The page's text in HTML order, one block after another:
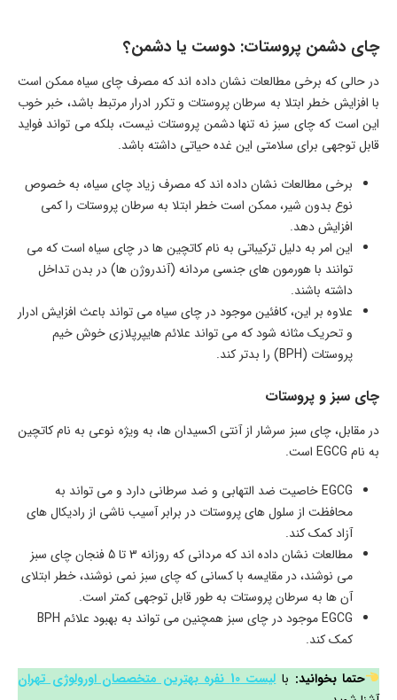
چای دشمن پروستات: دوست یا دشمن؟
در حالی که برخی مطالعات نشان داده اند که مصرف چای سیاه ممکن است
با افزایش خطر ابتلا به سرطان پروستات و تکرر ادرار مرتبط باشد، خبر خوب
این است که چای سبز نه تنها دشمن پروستات نیست، بلکه می تواند فواید
قابل توجهی برای سلامتی این غده حیاتی داشته باشد.
برخی مطالعات نشان داده اند که مصرف زیاد چای سیاه، به خصوص
نوع بدون شیر، ممکن است خطر ابتلا به سرطان پروستات را کمی
افزایش دهد.
این امر به دلیل ترکیباتی به نام کاتچین ها در چای سیاه است که می
توانند با هورمون های جنسی مردانه (آندروژن ها) در بدن تداخل
داشته باشند.
علاوه بر این، کافئین موجود در چای سیاه می تواند باعث افزایش ادرار
و تحریک مثانه شود که می تواند علائم هایپرپلازی خوش خیم
پروستات (BPH) را بدتر کند.
چای سبز و پروستات
در مقابل، چای سبز سرشار از آنتی اکسیدان ها، به ویژه نوعی به نام کاتچین
به نام EGCG است.
EGCG خاصیت ضد التهابی و ضد سرطانی دارد و می تواند به
محافظت از سلول های پروستات در برابر آسیب ناشی از رادیکال های
آزاد کمک کند.
مطالعات نشان داده اند که مردانی که روزانه 3 تا 5 فنجان چای سبز
می نوشند، در مقایسه با کسانی که چای سبز نمی نوشند، خطر ابتلای
آن ها به سرطان پروستات به طور قابل توجهی کمتر است.
EGCG موجود در چای سبز همچنین می تواند به بهبود علائم BPH
کمک کند.
حتما بخوانید: بالیست 10 نفره بهترین متخصصان اورولوژی تهران